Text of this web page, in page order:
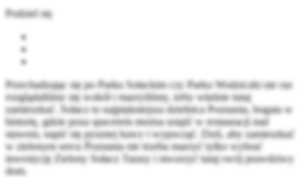
Podziel się
Przechadzając się po Parku Sołackim czy Parku Wodziczki nie raz
rozglądaliśmy się wokół i marzyliśmy, żeby właśnie tutaj
zamieszkać. Sołacz to najpiękniejsza dzielnica Poznania, bogata w
historię, gdzie poza spacerem można usiąść w restauracji nad
stawem, napić się pysznej kawy i wypocząć. Dziś, aby zamieszkać
w zielonym sercu Poznania nie trzeba marzyć tylko wybrać
inwestycję Zielony Sołacz Tarasy i stworzyć tutaj swój prawdziwy
dom.